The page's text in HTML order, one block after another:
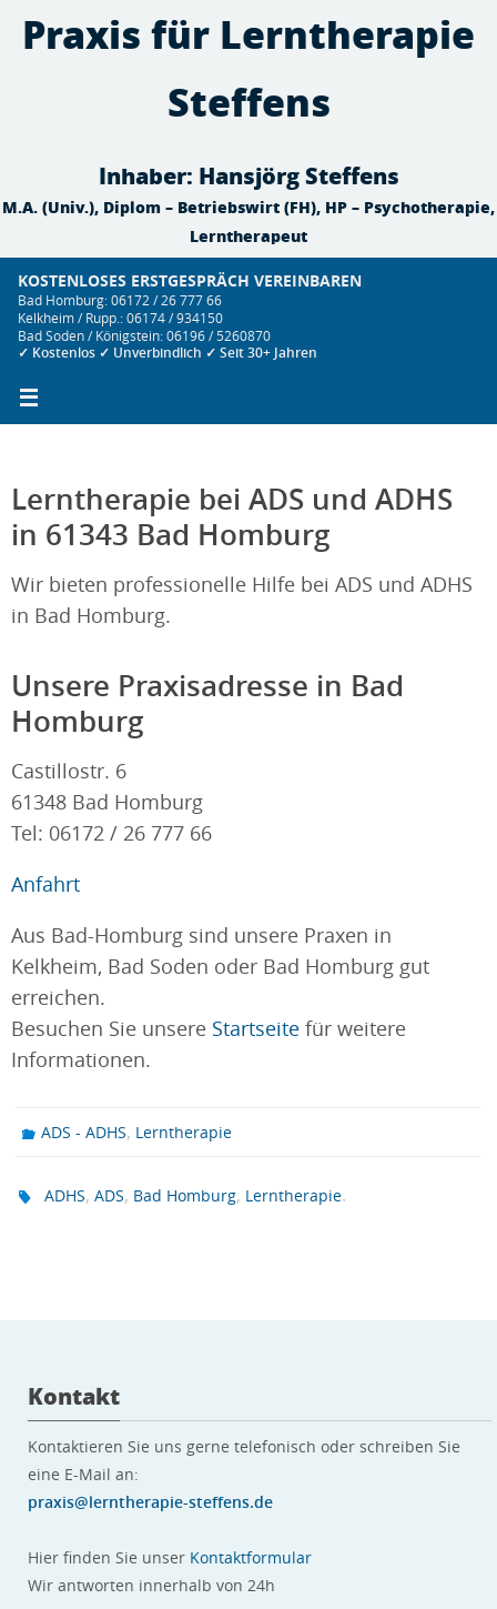
Inhalt
KOSTENLOSES ERSTGESPRÄCH VEREINBAREN
Bad Homburg: 06172 / 26 777 66
Kelkheim / Rupp.: 06174 / 934150
Bad Soden / Königstein: 06196 / 5260870
✓ Kostenlos ✓ Unverbindlich ✓ Seit 30+ Jahren
Praxis für Lerntherapie
Steffens
Inhaber: Hansjörg Steffens
M.A. (Univ.), Diplom – Betriebswirt (FH), HP – Psychotherapie,
Lerntherapeut
Lerntherapie bei ADS und ADHS
in 61343 Bad Homburg
Wir bieten professionelle Hilfe bei ADS und ADHS
in Bad Homburg.
Unsere Praxisadresse in Bad
Homburg
Castillostr. 6
61348 Bad Homburg
Tel: 06172 / 26 777 66
Anfahrt
Aus Bad-Homburg sind unsere Praxen in
Kelkheim, Bad Soden oder Bad Homburg gut
erreichen.
Besuchen Sie unsere Startseite für weitere
Informationen.
ADS - ADHS, Lerntherapie
ADHS,ADS, Bad Homburg, Lerntherapie.
Kontakt
Kontaktieren Sie uns gerne telefonisch oder schreiben Sie
eine E-Mail an:
praxis@lerntherapie-steffens.de
Hier finden Sie unser Kontaktformular
Wir antworten innerhalb von 24h